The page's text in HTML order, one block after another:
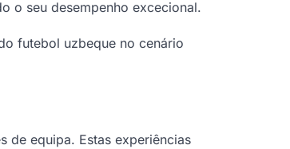
o seu desempenho excecional.
futebol uzbeque no cenário
de equipa. Estas experiências